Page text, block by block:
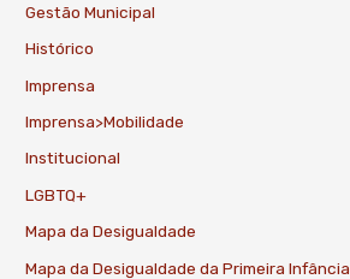
Gestão Municipal
Histórico
Imprensa
Imprensa>Mobilidade
Institucional
LGBTQ+
Mapa da Desigualdade
Mapa da Desigualdade da Primeira Infância